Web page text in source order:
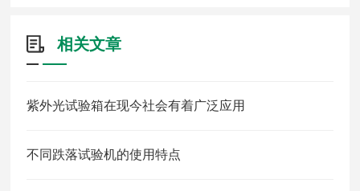
相关文章
紫外光试验箱在现今社会有着广泛应用
不同跌落试验机的使用特点